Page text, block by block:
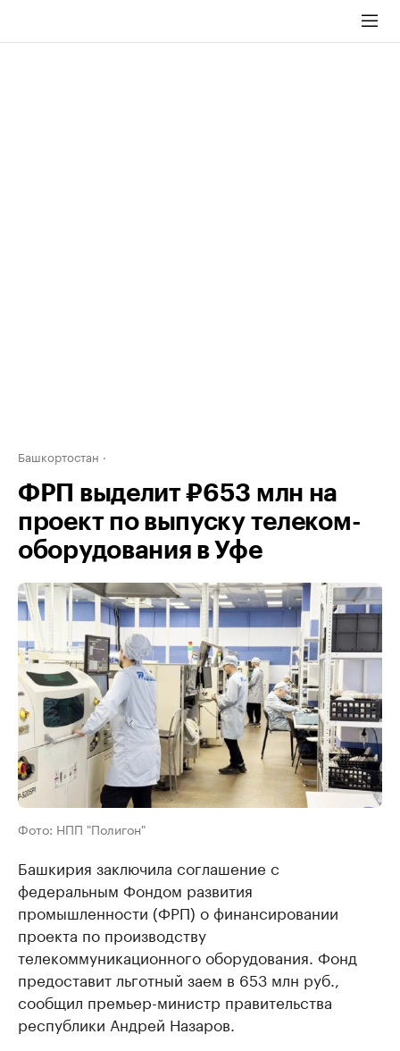
Башкортостан
ФРП выделит ₽653 млн на
проект по выпуску телеком-
оборудования в Уфе
Фото: НПП "Полигон"
Башкирия заключила соглашение с
федеральным Фондом развития
промышленности (ФРП) о финансировании
проекта по производству
телекоммуникационного оборудования. Фонд
предоставит льготный заем в 653 млн руб.,
сообщил премьер-министр правительства
республики Андрей Назаров.